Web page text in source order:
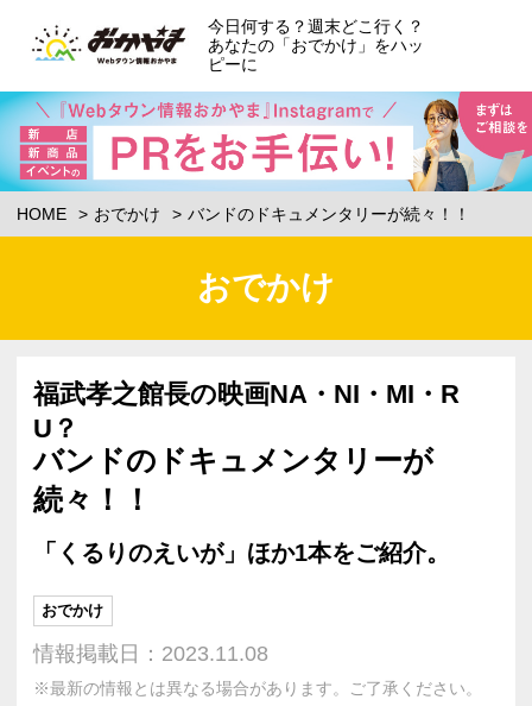
今日何する？週末どこ行く？
あなたの「おでかけ」をハッ
ピーに
HOME おでかけ バンドのドキュメンタリーが続々！！
おでかけ
福武孝之館長の映画NA・NI・MI・R
U？
バンドのドキュメンタリーが
続々！！
「くるりのえいが」ほか1本をご紹介。
おでかけ
情報掲載日：2023.11.08
※最新の情報とは異なる場合があります。ご了承ください。